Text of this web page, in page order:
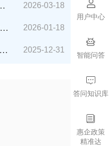
2026-03-18
2026-01-18
2025-12-31
用户中心
智能问答
答问知识库
惠企政策
精准达